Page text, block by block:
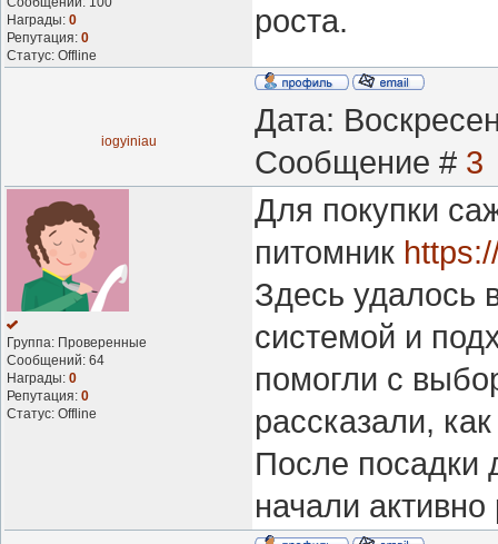
Награды: 0
Репутация: 0
Статус: Offline
роста.
iogyiniau
Дата:
Сообщение # 3
Группа: Проверенные
Сообщений: 64
Награды: 0
Репутация: 0
Статус: Offline
Для покупки
питомник
Здесь удалось
системой и
помогли с
рассказали,
После посадки
начали активно